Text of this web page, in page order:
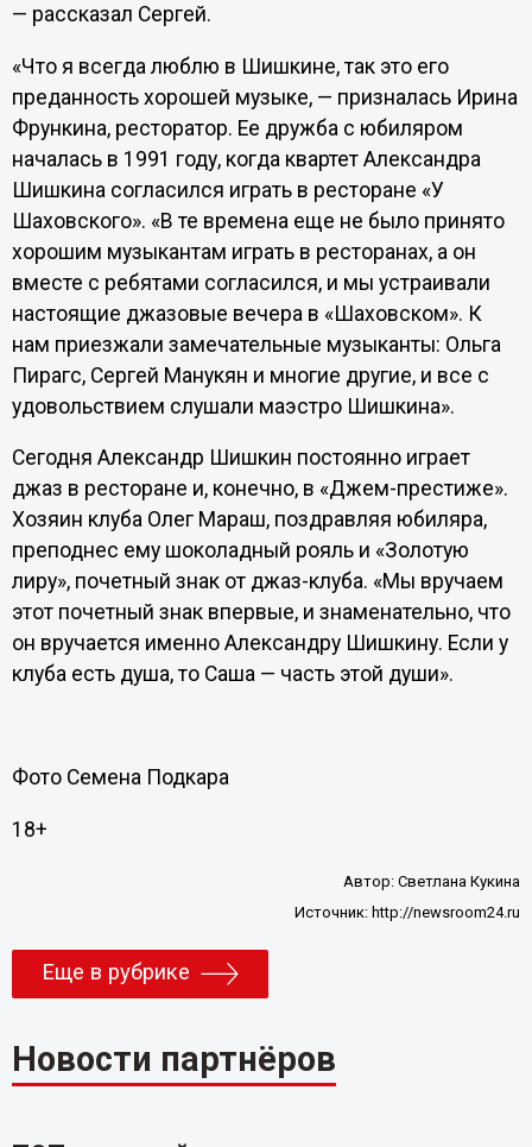
— рассказал Сергей.
«Что я всегда люблю в Шишкине, так это его
преданность хорошей музыке, — призналась Ирина
Фрункина, ресторатор. Ее дружба с юбиляром
началась в 1991 году, когда квартет Александра
Шишкина согласился играть в ресторане «У
Шаховского». «В те времена еще не было принято
хорошим музыкантам играть в ресторанах, а он
вместе с ребятами согласился, и мы устраивали
настоящие джазовые вечера в «Шаховском». К
нам приезжали замечательные музыканты: Ольга
Пирагс, Сергей Манукян и многие другие, и все с
удовольствием слушали маэстро Шишкина».
Сегодня Александр Шишкин постоянно играет
джаз в ресторане и, конечно, в «Джем-престиже».
Хозяин клуба Олег Мараш, поздравляя юбиляра,
преподнес ему шоколадный рояль и «Золотую
лиру», почетный знак от джаз-клуба. «Мы вручаем
этот почетный знак впервые, и знаменательно, что
он вручается именно Александру Шишкину. Если у
клуба есть душа, то Саша — часть этой души».
Фото Семена Подкара
18+
Автор:Светлана Кукина
Источник:http://newsroom24.ru
Еще в рубрике
Новости партнёров